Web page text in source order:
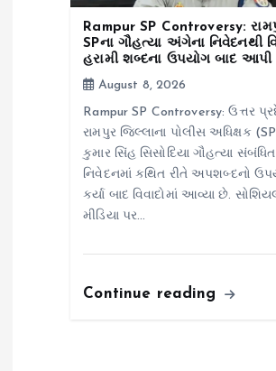
Rampur SP Controversy:
SPના ગૌહત્યા અંગેના નિવેદનથી
હરામી શબ્દના ઉપયોગ બાદ આપી
August 8, 2026
Rampur SP Controversy: ઉત્તર
રામપુર જિલ્લાના પોલીસ અધિક્ષક
કુમાર સિંહ સિસોદિયા ગૌહત્યા
નિવેદનમાં કથિત રીતે અપશબ્દનો
કર્યા બાદ વિવાદોમાં આવ્યા છે.
મીડિયા પર…
Continue reading